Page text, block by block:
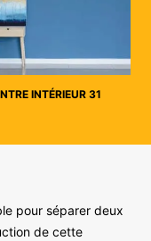
INTÉRIEUR 31
pour séparer deux
de cette